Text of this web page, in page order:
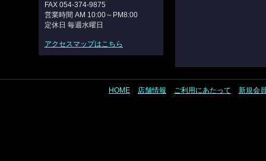
FAX 054-374-9875
営業時間 AM 10:00～PM8:00
定休日 毎週水曜日
アクセスマップはこちら
HOME 店舗情報 ご利用にあたって 新規会